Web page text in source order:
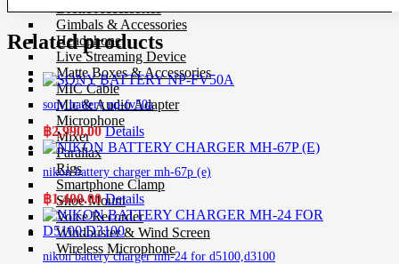
Drone Accessories
Gimbals & Accessories
Headphone
Live Streaming Device
Matte Boxes & Accessories
MIC Cable
Mic & Audio Adapter
Microphone
Mixer
Parallax
Rigs
Smartphone Clamp
Shoe Mount
Voice Recorder
Windbuster & Wind Screen
Wireless Microphone
Related products
sony battery np-fv50a
฿2,990.00 Details
nikon battery charger mh-67p (e)
฿1,400.00 Details
nikon battery charger mh-24 for d5100,d3100